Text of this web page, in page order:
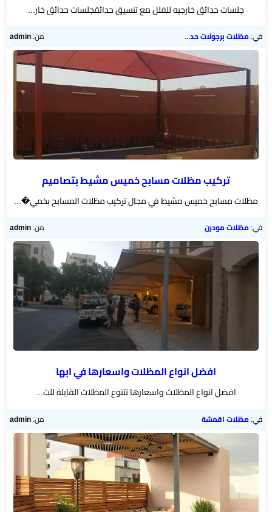
جلسات حدائق خارجيه للفلل مع تنسيق حدائقجلسات حدائق خار...
في:مظلات برجولات حدائق من:admin
تركيب مظلات مسابح خميس مشيط بتصاميم
مظلات مسابح خميس مشيط في مجال تركيب مظلات المسابح بخمي�...
في:مظلات مودرن من:admin
افضل انواع المظلات واسعارها في ابها
افضل انواع المظلات واسعارها تتنوع المظلات القابلة للت...
في:مظلات اقمشة من:admin